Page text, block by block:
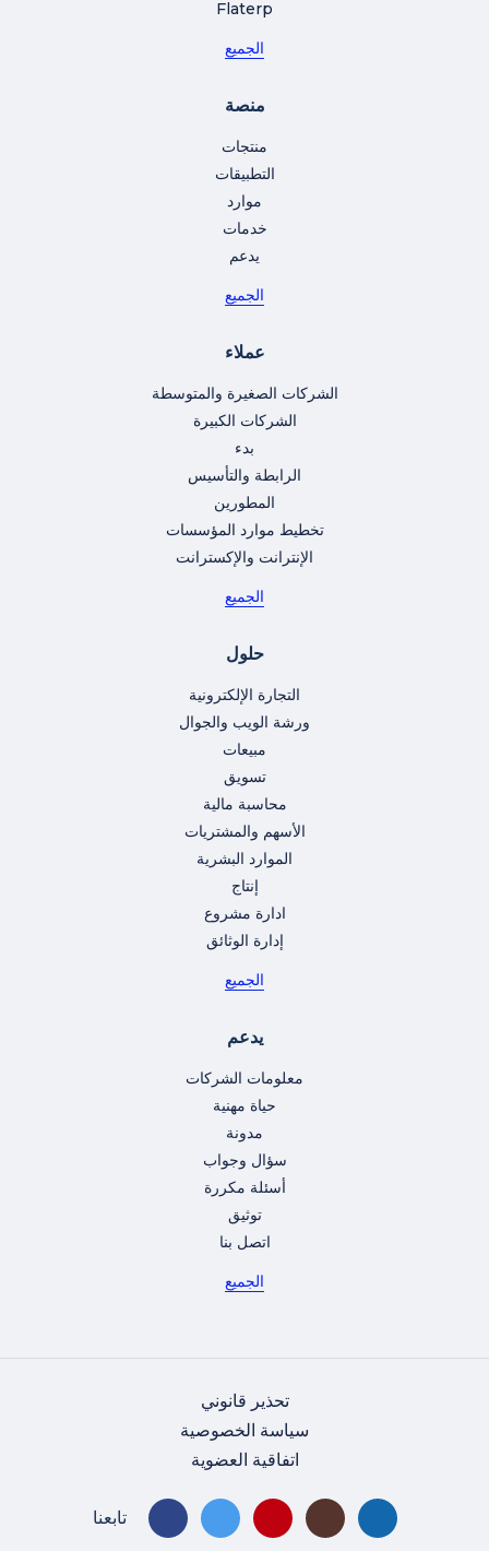
Flaterp
الجميع
منصة
منتجات
التطبيقات
موارد
خدمات
يدعم
الجميع
عملاء
الشركات الصغيرة والمتوسطة
الشركات الكبيرة
بدء
الرابطة والتأسيس
المطورين
تخطيط موارد المؤسسات
الإنترانت والإكسترانت
الجميع
حلول
التجارة الإلكترونية
ورشة الويب والجوال
مبيعات
تسويق
محاسبة مالية
الأسهم والمشتريات
الموارد البشرية
إنتاج
ادارة مشروع
إدارة الوثائق
الجميع
يدعم
معلومات الشركات
حياة مهنية
مدونة
سؤال وجواب
أسئلة مكررة
توثيق
اتصل بنا
الجميع
تحذير قانوني
سياسة الخصوصية
اتفاقية العضوية
تابعنا